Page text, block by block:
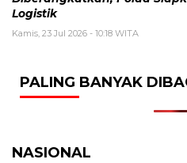
Logistik
Kamis, 23 Jul 2026 - 10:18 WITA
PALING BANYAK
NASIONAL